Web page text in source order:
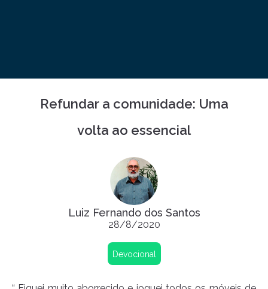
Refundar a comunidade: Uma
volta ao essencial
Luiz Fernando dos Santos
28/8/2020
Devocional